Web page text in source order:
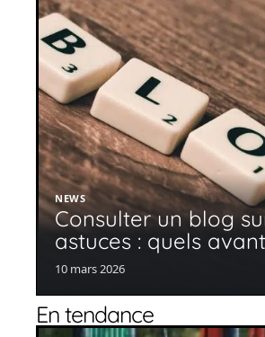
NEWS
Consulter un blog
astuces : quels
10 mars 2026
En tendance